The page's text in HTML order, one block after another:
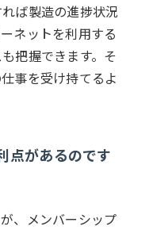
ば製造の進捗状況
ネットを利用する
把握できます。そ
事を受け持てるよ
点があるのです
、メンバーシップ